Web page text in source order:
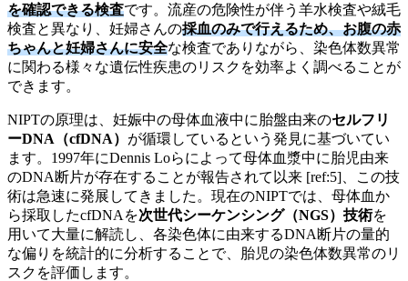
を確認できる検査です。流産の危険性が伴う羊水検査や絨毛
検査と異なり、妊婦さんの採血のみで行えるため、お腹の赤
ちゃんと妊婦さんに安全な検査でありながら、染色体数異常
に関わる様々な遺伝性疾患のリスクを効率よく調べることが
できます。
NIPTの原理は、妊娠中の母体血液中に胎盤由来のセルフリ
ーDNA（cfDNA） が循環しているという発見に基づいてい
ます。1997年にDennis Loらによって母体血漿中に胎児由来
のDNA断片が存在することが報告されて以来 [ref:5]、この技
術は急速に発展してきました。現在のNIPTでは、母体血か
ら採取したcfDNAを次世代シーケンシング（NGS）技術を
用いて大量に解読し、各染色体に由来するDNA断片の量的
な偏りを統計的に分析することで、胎児の染色体数異常のリ
スクを評価します。